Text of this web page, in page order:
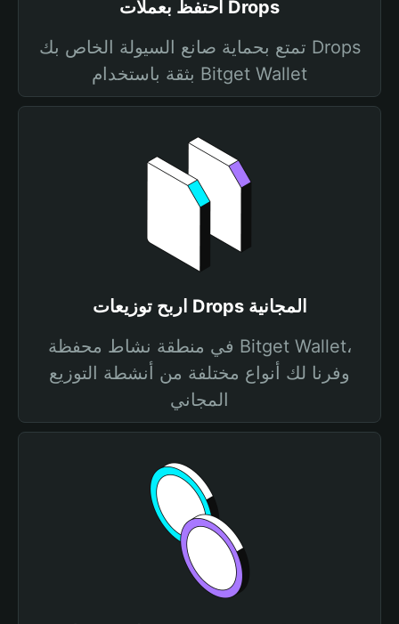
احتفظ بعملات Drops
تمتع بحماية صانع السيولة الخاص بك Drops
بثقة باستخدام Bitget Wallet
اربح توزيعات Drops المجانية
في منطقة نشاط محفظة Bitget Wallet،
وفرنا لك أنواع مختلفة من أنشطة التوزيع
المجاني